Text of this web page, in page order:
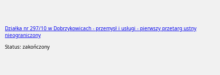
Działka nr 297/10 w Dobrzykowicach - przemysł i usługi - pierwszy przetarg ustny
nieograniczony
Status: zakończony